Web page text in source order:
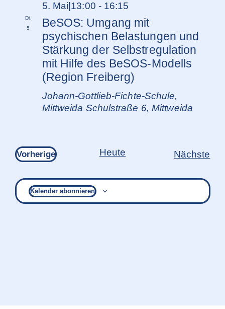
Di.
5
BeSOS: Umgang mit
psychischen Belastungen und
Stärkung der Selbstregulation
mit Hilfe des BeSOS-Modells
(Region Freiberg)
5. Mai|13:00 - 16:15
Johann-Gottlieb-Fichte-Schule,
Mittweida Schulstraße 6, Mittweida
VorherigeVeranstaltungen
Heute Nächste
Kalender abonnieren